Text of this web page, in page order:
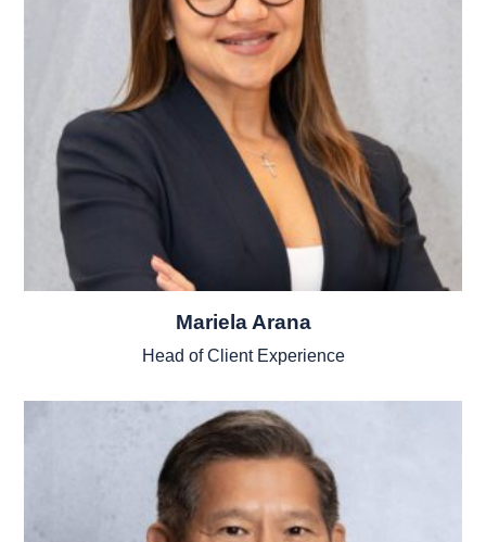
Mariela Arana
Head of Client Experience